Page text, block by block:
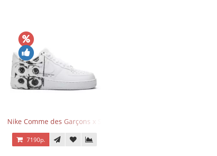
Nike Comme des Garçons x Supreme x Air Force 1 Low Eyes
7190р.